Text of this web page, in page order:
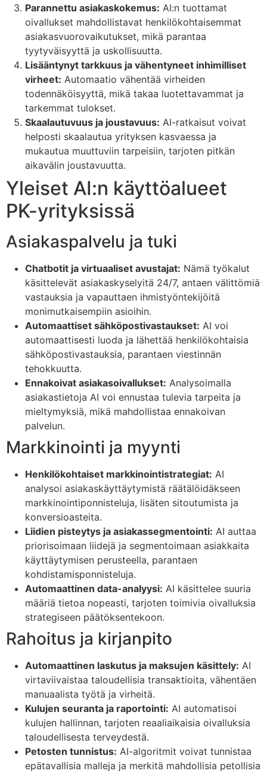
Parannettu asiakaskokemus: AI:n tuottamat
oivallukset mahdollistavat henkilökohtaisemmat
asiakasvuorovaikutukset, mikä parantaa
tyytyväisyyttä ja uskollisuutta.
Lisääntynyt tarkkuus ja vähentyneet inhimilliset
virheet: Automaatio vähentää virheiden
todennäköisyyttä, mikä takaa luotettavammat ja
tarkemmat tulokset.
Skaalautuvuus ja joustavuus: AI-ratkaisut voivat
helposti skaalautua yrityksen kasvaessa ja
mukautua muuttuviin tarpeisiin, tarjoten pitkän
aikavälin joustavuutta.
Yleiset AI:n käyttöalueet
PK-yrityksissä
Asiakaspalvelu ja tuki
Chatbotit ja virtuaaliset avustajat: Nämä työkalut
käsittelevät asiakaskyselyitä 24/7, antaen välittömiä
vastauksia ja vapauttaen ihmistyöntekijöitä
monimutkaisempiin asioihin.
Automaattiset sähköpostivastaukset: AI voi
automaattisesti luoda ja lähettää henkilökohtaisia
sähköpostivastauksia, parantaen viestinnän
tehokkuutta.
Ennakoivat asiakasoivallukset: Analysoimalla
asiakastietoja AI voi ennustaa tulevia tarpeita ja
mieltymyksiä, mikä mahdollistaa ennakoivan
palvelun.
Markkinointi ja myynti
Henkilökohtaiset markkinointistrategiat: AI
analysoi asiakaskäyttäytymistä räätälöidäkseen
markkinointiponnisteluja, lisäten sitoutumista ja
konversioasteita.
Liidien pisteytys ja asiakassegmentointi: AI auttaa
priorisoimaan liidejä ja segmentoimaan asiakkaita
käyttäytymisen perusteella, parantaen
kohdistamisponnisteluja.
Automaattinen data-analyysi: AI käsittelee suuria
määriä tietoa nopeasti, tarjoten toimivia oivalluksia
strategiseen päätöksentekoon.
Rahoitus ja kirjanpito
Automaattinen laskutus ja maksujen käsittely: AI
virtaviivaistaa taloudellisia transaktioita, vähentäen
manuaalista työtä ja virheitä.
Kulujen seuranta ja raportointi: AI automatisoi
kulujen hallinnan, tarjoten reaaliaikaisia oivalluksia
taloudellisesta terveydestä.
Petosten tunnistus: AI-algoritmit voivat tunnistaa
epätavallisia malleja ja merkitä mahdollisia petollisia